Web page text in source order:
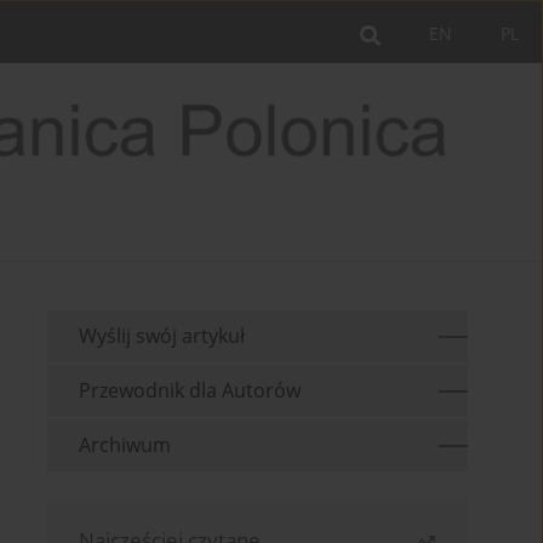
Wyślij swój artykuł
Przewodnik dla Autorów
Archiwum